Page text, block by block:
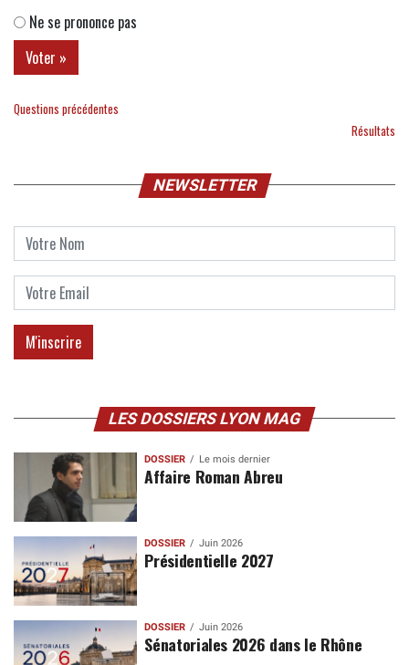
Ne se prononce pas
Questions précédentes
Résultats
NEWSLETTER
LES DOSSIERS LYON MAG
DOSSIER Le mois dernier
Affaire Roman Abreu
DOSSIER Juin 2026
Présidentielle 2027
DOSSIER Juin 2026
Sénatoriales 2026 dans le Rhône